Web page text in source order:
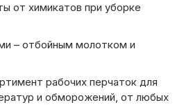
от химикатов при уборке
– отбойным молотком и
рабочих перчаток для
и обморожений, от любых